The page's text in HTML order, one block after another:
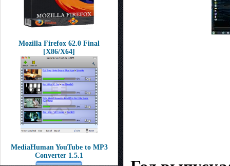
Mozilla Firefox 62.0 Final
[X86/X64]
MediaHuman YouTube to MP3
Converter 1.5.1